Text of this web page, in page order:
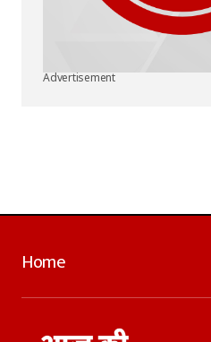
Advertisement
Home